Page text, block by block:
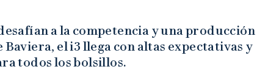
a la competencia y una producción
Baviera, el i3 llega con altas expectativas y
todos los bolsillos.